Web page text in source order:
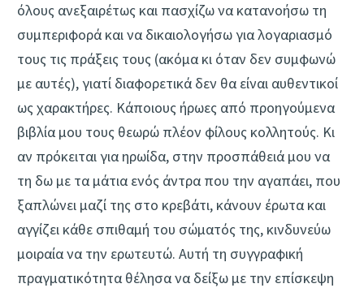
όλους ανεξαιρέτως και πασχίζω να κατανοήσω τη
συμπεριφορά και να δικαιολογήσω για λογαριασμό
τους τις πράξεις τους (ακόμα κι όταν δεν συμφωνώ
με αυτές), γιατί διαφορετικά δεν θα είναι αυθεντικοί
ως χαρακτήρες. Κάποιους ήρωες από προηγούμενα
βιβλία μου τους θεωρώ πλέον φίλους κολλητούς. Κι
αν πρόκειται για ηρωίδα, στην προσπάθειά μου να
τη δω με τα μάτια ενός άντρα που την αγαπάει, που
ξαπλώνει μαζί της στο κρεβάτι, κάνουν έρωτα και
αγγίζει κάθε σπιθαμή του σώματός της, κινδυνεύω
μοιραία να την ερωτευτώ. Αυτή τη συγγραφική
πραγματικότητα θέλησα να δείξω με την επίσκεψη